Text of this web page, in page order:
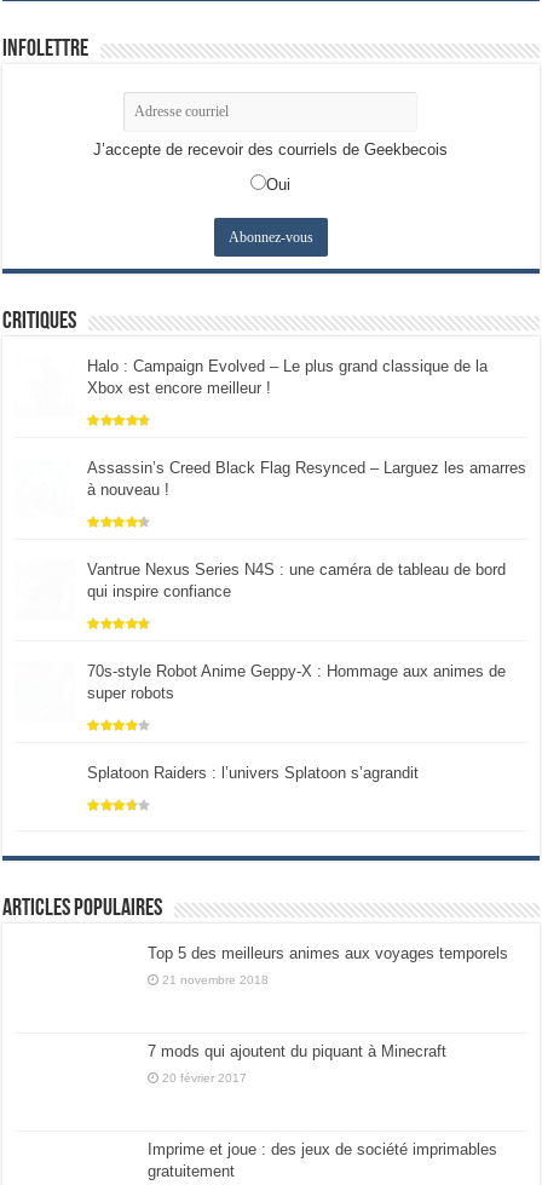
Infolettre
J’accepte de recevoir des courriels de Geekbecois
Oui
Critiques
Halo : Campaign Evolved – Le plus grand classique de la
Xbox est encore meilleur !
Assassin’s Creed Black Flag Resynced – Larguez les amarres
à nouveau !
Vantrue Nexus Series N4S : une caméra de tableau de bord
qui inspire confiance
70s-style Robot Anime Geppy-X : Hommage aux animes de
super robots
Splatoon Raiders : l’univers Splatoon s’agrandit
Articles populaires
Top 5 des meilleurs animes aux voyages temporels
21 novembre 2018
7 mods qui ajoutent du piquant à Minecraft
20 février 2017
Imprime et joue : des jeux de société imprimables
gratuitement